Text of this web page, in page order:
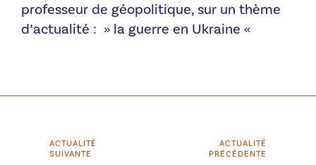
professeur de géopolitique, sur un thème
d’actualité : » la guerre en Ukraine «
ACTUALITÉ
SUIVANTE
ACTUALITÉ
PRÉCÉDENTE